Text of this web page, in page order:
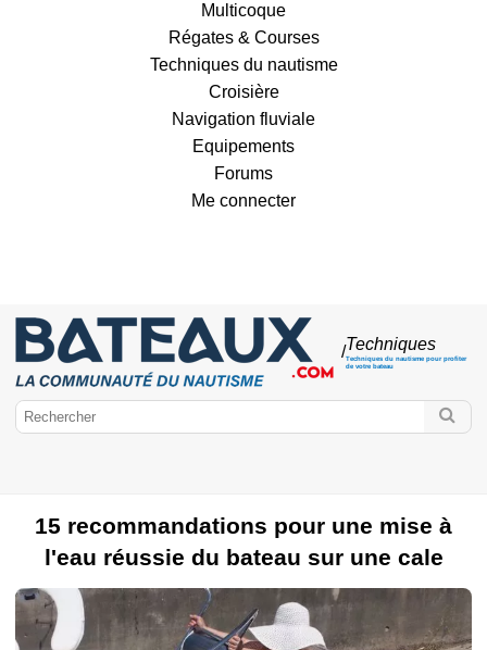
Multicoque
Régates & Courses
Techniques du nautisme
Croisière
Navigation fluviale
Equipements
Forums
Me connecter
/Techniques
Techniques du nautisme pour profiter
de votre bateau
Bateaux.com
15 recommandations pour une mise à
l'eau réussie du bateau sur une cale